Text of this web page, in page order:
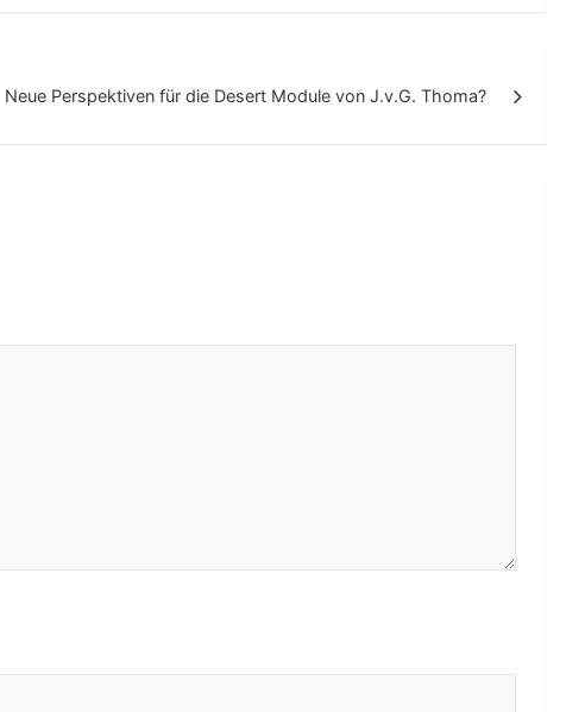
Neue Perspektiven für die Desert Module von J.v.G. Thoma?